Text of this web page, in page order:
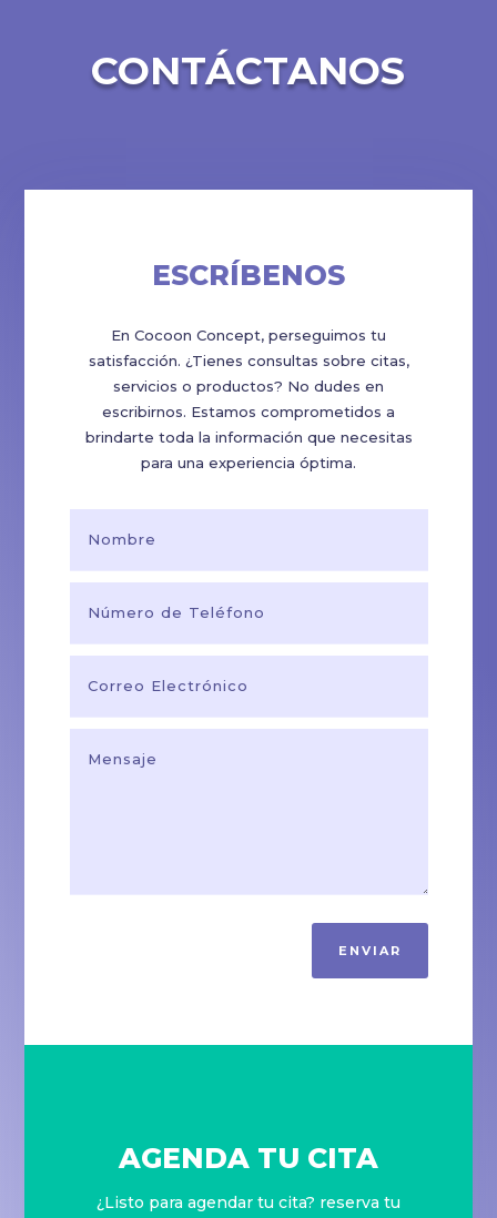
CONTÁCTANOS
ESCRÍBENOS
En Cocoon Concept, perseguimos tu
satisfacción. ¿Tienes consultas sobre citas,
servicios o productos? No dudes en
escribirnos. Estamos comprometidos a
brindarte toda la información que necesitas
para una experiencia óptima.
ENVIAR
AGENDA TU CITA
¿Listo para agendar tu cita? reserva tu